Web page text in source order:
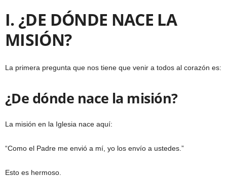
I. ¿DE DÓNDE NACE LA
MISIÓN?
La primera pregunta que nos tiene que venir a todos al corazón es:
¿De dónde nace la misión?
La misión en la Iglesia nace aquí:
“Como el Padre me envió a mí, yo los envío a ustedes.”
Esto es hermoso.